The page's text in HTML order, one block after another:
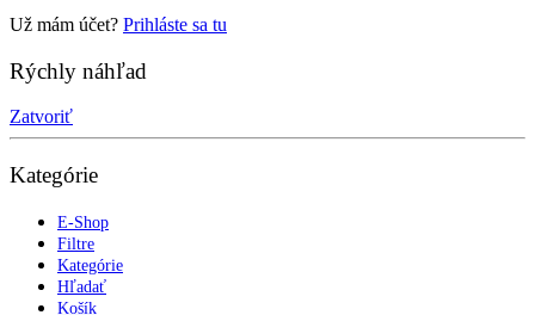
Už mám účet? Prihláste sa tu
Rýchly náhľad
Zatvoriť
Kategórie
E-Shop
Filtre
Kategórie
Hľadať
Košík